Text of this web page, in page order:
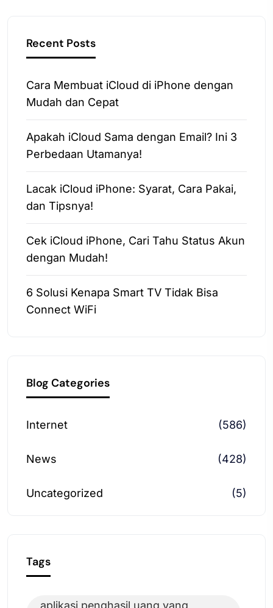
Recent Posts
Cara Membuat iCloud di iPhone dengan
Mudah dan Cepat
Apakah iCloud Sama dengan Email? Ini 3
Perbedaan Utamanya!
Lacak iCloud iPhone: Syarat, Cara Pakai,
dan Tipsnya!
Cek iCloud iPhone, Cari Tahu Status Akun
dengan Mudah!
6 Solusi Kenapa Smart TV Tidak Bisa
Connect WiFi
Blog Categories
Internet (586)
News (428)
Uncategorized (5)
Tags
aplikasi penghasil uang yang